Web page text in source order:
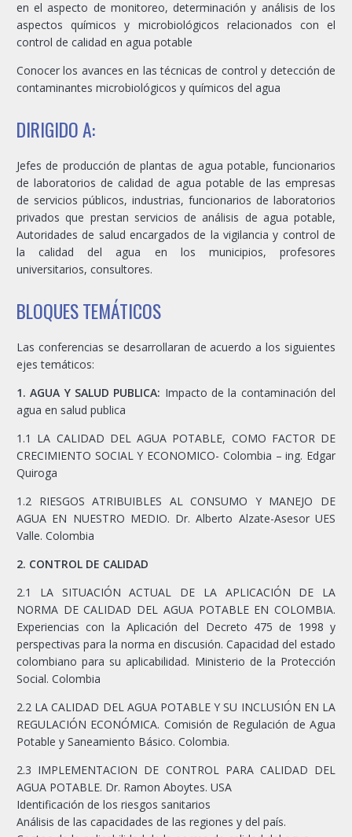
en el aspecto de monitoreo, determinación y análisis de los
aspectos químicos y microbiológicos relacionados con el
control de calidad en agua potable
Conocer los avances en las técnicas de control y detección de
contaminantes microbiológicos y químicos del agua
DIRIGIDO A:
Jefes de producción de plantas de agua potable, funcionarios
de laboratorios de calidad de agua potable de las empresas
de servicios públicos, industrias, funcionarios de laboratorios
privados que prestan servicios de análisis de agua potable,
Autoridades de salud encargados de la vigilancia y control de
la calidad del agua en los municipios, profesores
universitarios, consultores.
BLOQUES TEMÁTICOS
Las conferencias se desarrollaran de acuerdo a los siguientes
ejes temáticos:
1. AGUA Y SALUD PUBLICA: Impacto de la contaminación del
agua en salud publica
1.1 LA CALIDAD DEL AGUA POTABLE, COMO FACTOR DE
CRECIMIENTO SOCIAL Y ECONOMICO- Colombia – ing. Edgar
Quiroga
1.2 RIESGOS ATRIBUIBLES AL CONSUMO Y MANEJO DE
AGUA EN NUESTRO MEDIO. Dr. Alberto Alzate-Asesor UES
Valle. Colombia
2. CONTROL DE CALIDAD
2.1 LA SITUACIÓN ACTUAL DE LA APLICACIÓN DE LA
NORMA DE CALIDAD DEL AGUA POTABLE EN COLOMBIA.
Experiencias con la Aplicación del Decreto 475 de 1998 y
perspectivas para la norma en discusión. Capacidad del estado
colombiano para su aplicabilidad. Ministerio de la Protección
Social. Colombia
2.2 LA CALIDAD DEL AGUA POTABLE Y SU INCLUSIÓN EN LA
REGULACIÓN ECONÓMICA. Comisión de Regulación de Agua
Potable y Saneamiento Básico. Colombia.
2.3 IMPLEMENTACION DE CONTROL PARA CALIDAD DEL
AGUA POTABLE. Dr. Ramon Aboytes. USA
Identificación de los riesgos sanitarios
Análisis de las capacidades de las regiones y del país.